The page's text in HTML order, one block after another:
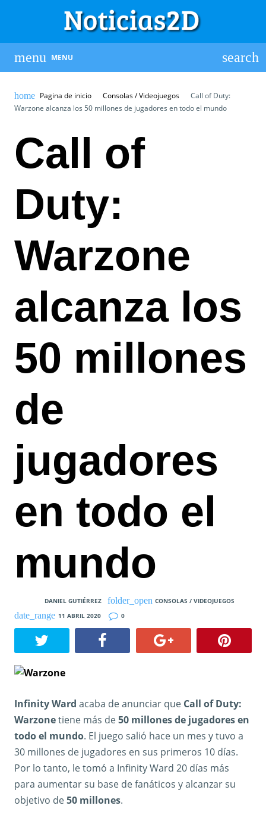
MENU
Pagina de inicio Consolas / Videojuegos
Call of Duty:
Warzone alcanza los 50 millones de jugadores en todo el mundo
Call of
Duty:
Warzone
alcanza los
50 millones
de
jugadores
en todo el
mundo
DANIEL GUTIÉRREZ
CONSOLAS / VIDEOJUEGOS
11 ABRIL 2020
0
Infinity Ward acaba de anunciar que Call of Duty:
Warzonetiene más de50 millones de jugadores en
todo el mundo. El juego salió hace un mes y tuvo a
30 millones de jugadores en sus primeros 10 días.
Por lo tanto, le tomó a Infinity Ward 20 días más
para aumentar su base de fanáticos y alcanzar su
objetivo de50 millones.